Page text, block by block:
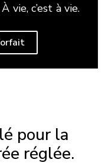
vie, c’est à vie.
pour la
réglée.